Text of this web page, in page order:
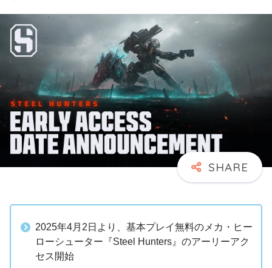
2025年4月2日より、基本プレイ無料のメカ・ヒー
ローシューター『Steel Hunters』のアーリーアク
セス開始